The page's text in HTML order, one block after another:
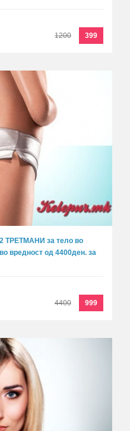
1200 399
ТРЕТМАНИ за тело во
вредност од 4400ден. за
4400 999